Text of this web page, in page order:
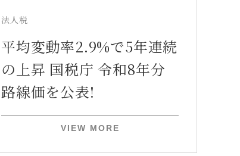
法人税
平均変動率2.9%で5年連続
の上昇 国税庁 令和8年分
路線価を公表!
VIEW MORE